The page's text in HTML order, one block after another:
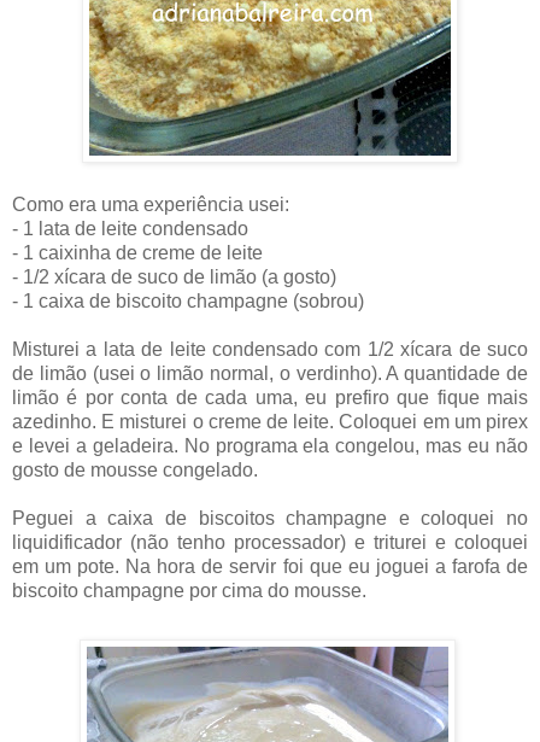
Como era uma experiência usei:
- 1 lata de leite condensado
- 1 caixinha de creme de leite
- 1/2 xícara de suco de limão (a gosto)
- 1 caixa de biscoito champagne (sobrou)
Misturei a lata de leite condensado com 1/2 xícara de suco
de limão (usei o limão normal, o verdinho). A quantidade de
limão é por conta de cada uma, eu prefiro que fique mais
azedinho. E misturei o creme de leite. Coloquei em um pirex
e levei a geladeira. No programa ela congelou, mas eu não
gosto de mousse congelado.
Peguei a caixa de biscoitos champagne e coloquei no
liquidificador (não tenho processador) e triturei e coloquei
em um pote. Na hora de servir foi que eu joguei a farofa de
biscoito champagne por cima do mousse.